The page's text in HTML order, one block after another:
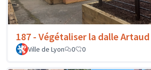
187 - Végétaliser la dalle Artaud
Ville de Lyon
0 0